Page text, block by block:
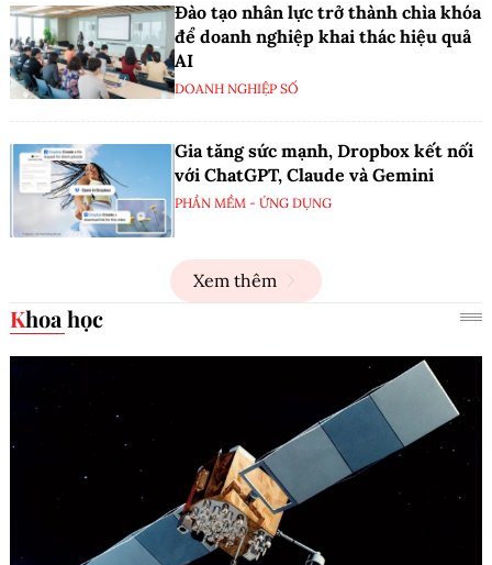
Đào tạo nhân lực trở thành chìa khóa
để doanh nghiệp khai thác hiệu quả
AI
DOANH NGHIỆP SỐ
Gia tăng sức mạnh, Dropbox kết nối
với ChatGPT, Claude và Gemini
PHẦN MỀM - ỨNG DỤNG
Xem thêm
Khoa học